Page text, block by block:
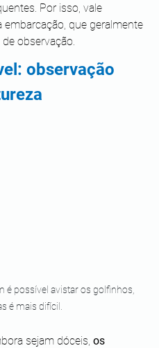
Por isso, vale
que geralmente
observação.
observação
é possível avistar os golfinhos,
é mais difícil.
sejam dóceis, os